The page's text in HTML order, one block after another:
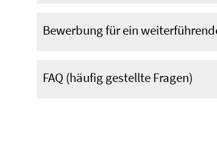
Bewerbung für ein
FAQ (häufig gestellte Fragen)